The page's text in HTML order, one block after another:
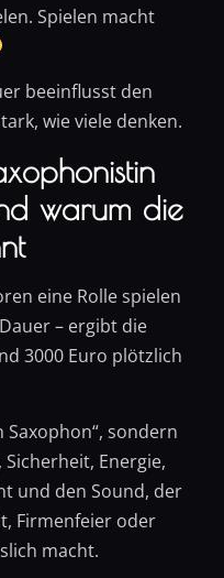
Spielen macht
beeinflusst den
wie viele denken.
warum die
eine Rolle spielen
– ergibt die
3000 Euro plötzlich
Saxophon“, sondern
Energie,
und den Sound, der
Firmenfeier oder
macht.